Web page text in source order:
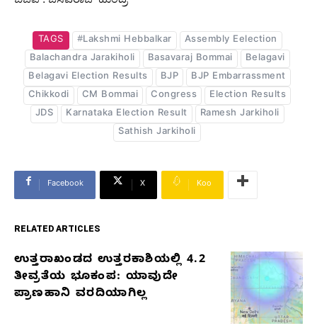
TAGS #Lakshmi Hebbalkar
Assembly Eelection
Balachandra Jarakiholi
Basavaraj Bommai
Belagavi
Belagavi Election Results
BJP
BJP Embarrassment
Chikkodi
CM Bommai Congress
Election Results
JDS
Karnataka Election Result
Ramesh Jarkiholi
Sathish Jarkiholi
Facebook X Koo
RELATED ARTICLES
RELATED
ARTICLES
ಉತ್ತರಾಖಂಡದ ಉತ್ತರಕಾಶಿಯಲ್ಲಿ 4.2
ತೀವ್ರತೆಯ ಭೂಕಂಪ: ಯಾವುದೇ
ಪ್ರಾಣಹಾನಿ ವರದಿಯಾಗಿಲ್ಲ